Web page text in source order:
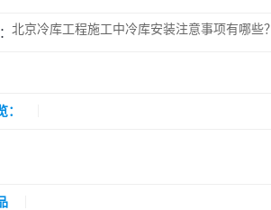
北京冷库工程施工中冷库安装注意事项有哪些？